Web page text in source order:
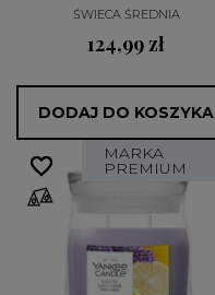
ŚWIECA ŚREDNIA
124,99 zł
DODAJ DO KOSZYKA
MARKA
PREMIUM
favorite_border
favorite_border